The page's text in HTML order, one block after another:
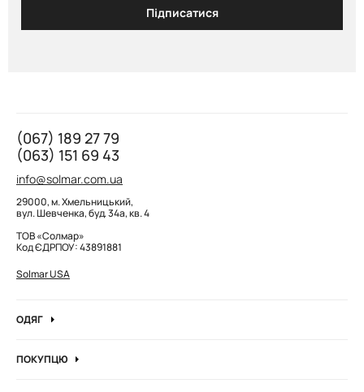
Підписатися
(067) 189 27 79
(063) 151 69 43
info@solmar.com.ua
29000, м. Хмельницький,
вул. Шевченка, буд. 34а, кв. 4
ТОВ «Солмар»
Код ЄДРПОУ: 43891881
Solmar USA
ОДЯГ
Кофти та джемпера
ПОКУПЦЮ